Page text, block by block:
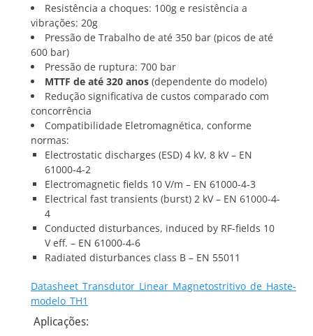
Resistência a choques: 100g e resistência a
vibrações: 20g
Pressão de Trabalho de até 350 bar (picos de até
600 bar)
Pressão de ruptura: 700 bar
MTTF de até 320 anos (dependente do modelo)
Redução significativa de custos comparado com
concorrência
Compatibilidade Eletromagnética, conforme
normas:
Electrostatic discharges (ESD) 4 kV, 8 kV – EN
61000-4-2
Electromagnetic fields 10 V/m – EN 61000-4-3
Electrical fast transients (burst) 2 kV – EN 61000-4-
4
Conducted disturbances, induced by RF-fields 10
V eff. – EN 61000-4-6
Radiated disturbances class B – EN 55011
Datasheet_Transdutor_Linear_Magnetostritivo_de_Haste-
modelo_TH1
Aplicações: